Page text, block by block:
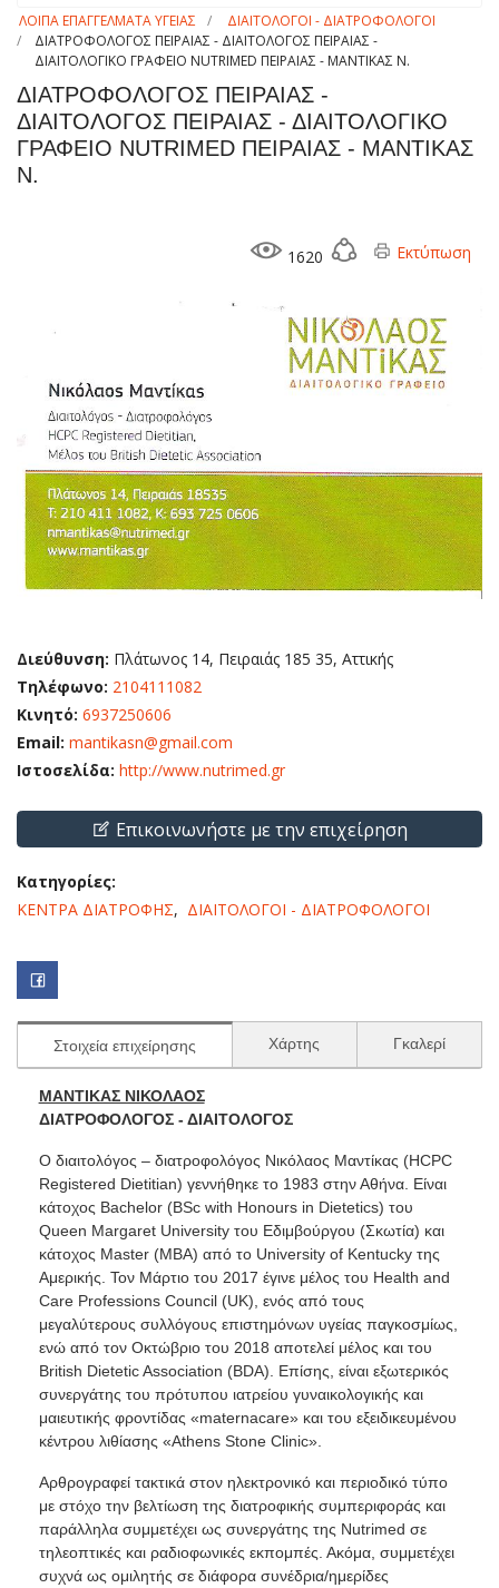
ΛΟΙΠΑ ΕΠΑΓΓΕΛΜΑΤΑ ΥΓΕΙΑΣ
ΔΙΑΙΤΟΛΟΓΟΙ - ΔΙΑΤΡΟΦΟΛΟΓΟΙ
ΔΙΑΤΡΟΦΟΛΟΓΟΣ ΠΕΙΡΑΙΑΣ - ΔΙΑΙΤΟΛΟΓΟΣ ΠΕΙΡΑΙΑΣ -
ΔΙΑΙΤΟΛΟΓΙΚΟ ΓΡΑΦΕΙΟ NUTRIMED ΠΕΙΡΑΙΑΣ - ΜΑΝΤΙΚΑΣ Ν.
ΔΙΑΤΡΟΦΟΛΟΓΟΣ ΠΕΙΡΑΙΑΣ -
ΔΙΑΙΤΟΛΟΓΟΣ ΠΕΙΡΑΙΑΣ - ΔΙΑΙΤΟΛΟΓΙΚΟ
ΓΡΑΦΕΙΟ NUTRIMED ΠΕΙΡΑΙΑΣ - ΜΑΝΤΙΚΑΣ
Ν.
1620 Εκτύπωση
Διεύθυνση: Πλάτωνος 14, Πειραιάς 185 35, Αττικής
Τηλέφωνο: 2104111082
Κινητό: 6937250606
Email: mantikasn@gmail.com
Ιστοσελίδα: http://www.nutrimed.gr
Επικοινωνήστε με την επιχείρηση
Κατηγορίες:
ΚΕΝΤΡΑ ΔΙΑΤΡΟΦΗΣ, ΔΙΑΙΤΟΛΟΓΟΙ - ΔΙΑΤΡΟΦΟΛΟΓΟΙ
Στοιχεία επιχείρησης Χάρτης Γκαλερί
ΜΑΝΤΙΚΑΣ ΝΙΚΟΛΑΟΣ
ΔΙΑΤΡΟΦΟΛΟΓΟΣ - ΔΙΑΙΤΟΛΟΓΟΣ
O διαιτολόγος – διατροφολόγος Νικόλαος Μαντίκας (HCPC
Registered Dietitian) γεννήθηκε το 1983 στην Αθήνα. Είναι
κάτοχος Bachelor (BSc with Honours in Dietetics) του
Queen Margaret University του Εδιμβούργου (Σκωτία) και
κάτοχος Master (MBA) από το University of Kentucky της
Αμερικής. Τον Μάρτιο του 2017 έγινε μέλος του Health and
Care Professions Council (UK), ενός από τους
μεγαλύτερους συλλόγους επιστημόνων υγείας παγκοσμίως,
ενώ από τον Οκτώβριο του 2018 αποτελεί μέλος και του
British Dietetic Association (BDA). Επίσης, είναι εξωτερικός
συνεργάτης του πρότυπου ιατρείου γυναικολογικής και
μαιευτικής φροντίδας «maternacare» και του εξειδικευμένου
κέντρου λιθίασης «Athens Stone Clinic».
Αρθρογραφεί τακτικά στον ηλεκτρονικό και περιοδικό τύπο
με στόχο την βελτίωση της διατροφικής συμπεριφοράς και
παράλληλα συμμετέχει ως συνεργάτης της Nutrimed σε
τηλεοπτικές και ραδιοφωνικές εκπομπές. Ακόμα, συμμετέχει
συχνά ως ομιλητής σε διάφορα συνέδρια/ημερίδες